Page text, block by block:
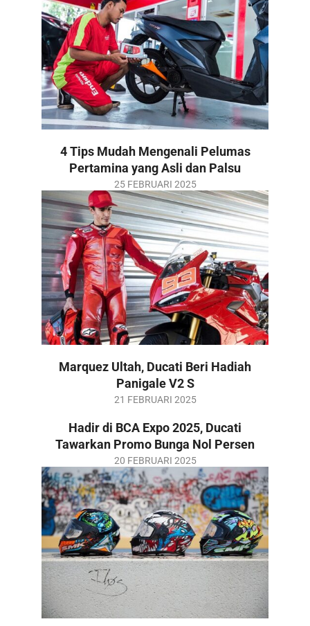
11
4 Tips Mudah Mengenali Pelumas
Pertamina yang Asli dan Palsu
02-
25
25 FEBRUARI 2025
Marquez Ultah, Ducati Beri Hadiah
Panigale V2 S
21 FEBRUARI 2025
Hadir di BCA Expo 2025, Ducati
Tawarkan Promo Bunga Nol Persen
02-
20
20 FEBRUARI 2025